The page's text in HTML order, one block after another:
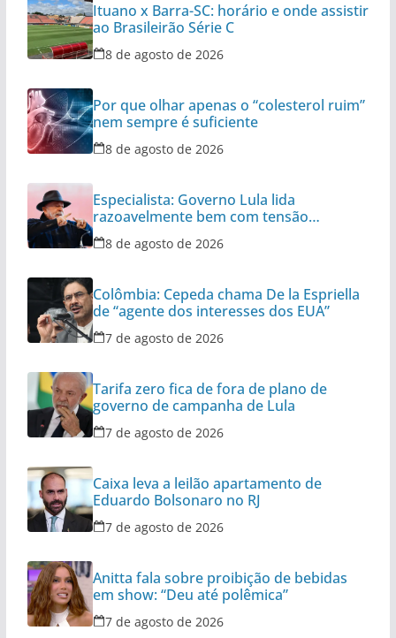
Ituano x Barra-SC: horário e onde assistir
ao Brasileirão Série C
8 de agosto de 2026
Por que olhar apenas o “colesterol ruim”
nem sempre é suficiente
8 de agosto de 2026
Especialista: Governo Lula lida
razoavelmente bem com tensão
diplomática
8 de agosto de 2026
Colômbia: Cepeda chama De la Espriella
de “agente dos interesses dos EUA”
7 de agosto de 2026
Tarifa zero fica de fora de plano de
governo de campanha de Lula
7 de agosto de 2026
Caixa leva a leilão apartamento de
Eduardo Bolsonaro no RJ
7 de agosto de 2026
Anitta fala sobre proibição de bebidas
em show: “Deu até polêmica”
7 de agosto de 2026